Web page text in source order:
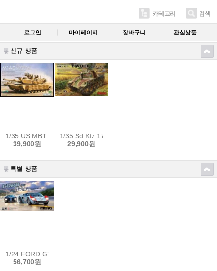
카테고리 검색
로그인 마이페이지 장바구니 관심상품
신규 상품
1/35 US MBT M1A2 SEP Tusk I/Tusk II w/Workable Tracks
39,900원
1/35 Sd.Kfz.171 Panther Ausf.A Late /w Metal
29,900원
특별 상품
1/24 FORD GT40 MK.II 66' w/ Full Interior Sale
56,700원